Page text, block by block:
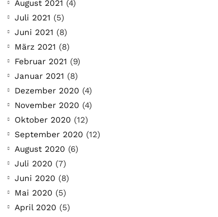
August 2021 (4)
Juli 2021 (5)
Juni 2021 (8)
März 2021 (8)
Februar 2021 (9)
Januar 2021 (8)
Dezember 2020 (4)
November 2020 (4)
Oktober 2020 (12)
September 2020 (12)
August 2020 (6)
Juli 2020 (7)
Juni 2020 (8)
Mai 2020 (5)
April 2020 (5)